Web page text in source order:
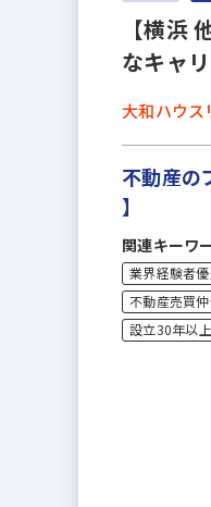
【横浜
なキャ
大和ハウス
不動産の
】
関連キーワ
業界経験者
不動産売買
設立30年以上